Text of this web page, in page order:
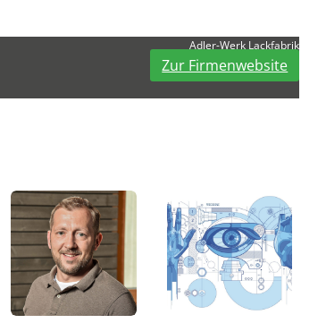
Adler-Werk Lackfabrik
Zur Firmenwebsite